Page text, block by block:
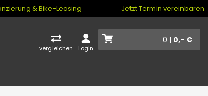
& Bike-Leasing Jetzt Termin vereinbaren
vergleichen Login
0 | 0,- €